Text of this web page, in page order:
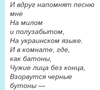
И вдруг напомнят песню
мне
На милом
и полузабытом,
На украинском языке.
И в комнате, где,
как батоны,
Чужие лица без конца,
Взорвутся черные
бутоны —